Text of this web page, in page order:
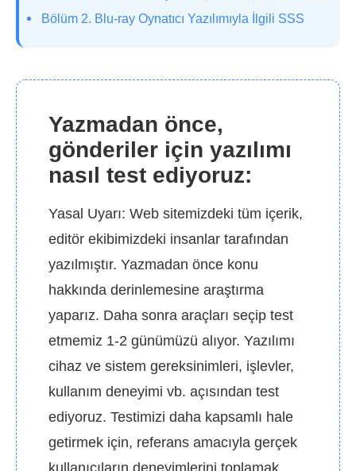
Bölüm 2. Blu-ray Oynatıcı Yazılımıyla İlgili SSS
Yazmadan önce,
gönderiler için yazılımı
nasıl test ediyoruz:
Yasal Uyarı: Web sitemizdeki tüm içerik,
editör ekibimizdeki insanlar tarafından
yazılmıştır. Yazmadan önce konu
hakkında derinlemesine araştırma
yaparız. Daha sonra araçları seçip test
etmemiz 1-2 günümüzü alıyor. Yazılımı
cihaz ve sistem gereksinimleri, işlevler,
kullanım deneyimi vb. açısından test
ediyoruz. Testimizi daha kapsamlı hale
getirmek için, referans amacıyla gerçek